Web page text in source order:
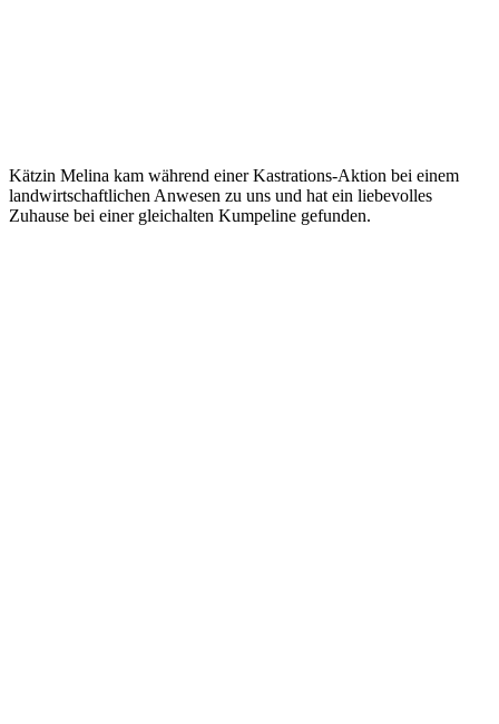
Kätzin Melina kam während einer Kastrations-Aktion bei einem
landwirtschaftlichen Anwesen zu uns und hat ein liebevolles
Zuhause bei einer gleichalten Kumpeline gefunden.